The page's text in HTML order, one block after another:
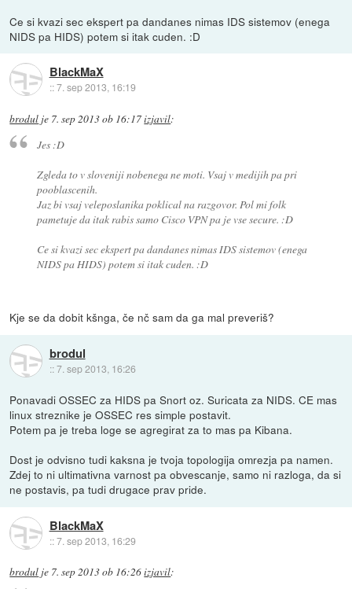
Ce si kvazi sec ekspert pa dandanes nimas IDS sistemov (enega
NIDS pa HIDS) potem si itak cuden. :D
BlackMaX
::7. sep 2013, 16:19
brodul je 7. sep 2013 ob 16:17izjavil:
Jes :D
Zgleda to v sloveniji nobenega ne moti. Vsaj v medijih pa pri
pooblascenih.
Jaz bi vsaj veleposlanika poklical na razgovor. Pol mi folk
pametuje da itak rabis samo Cisco VPN pa je vse secure. :D
Ce si kvazi sec ekspert pa dandanes nimas IDS sistemov (enega
NIDS pa HIDS) potem si itak cuden. :D
Kje se da dobit kšnga, če nč sam da ga mal preveriš?
brodul
::7. sep 2013, 16:26
Ponavadi OSSEC za HIDS pa Snort oz. Suricata za NIDS. CE mas
linux streznike je OSSEC res simple postavit.
Potem pa je treba loge se agregirat za to mas pa Kibana.
Dost je odvisno tudi kaksna je tvoja topologija omrezja pa namen.
Zdej to ni ultimativna varnost pa obvescanje, samo ni razloga, da si
ne postavis, pa tudi drugace prav pride.
BlackMaX
::7. sep 2013, 16:29
brodul je 7. sep 2013 ob 16:26izjavil: